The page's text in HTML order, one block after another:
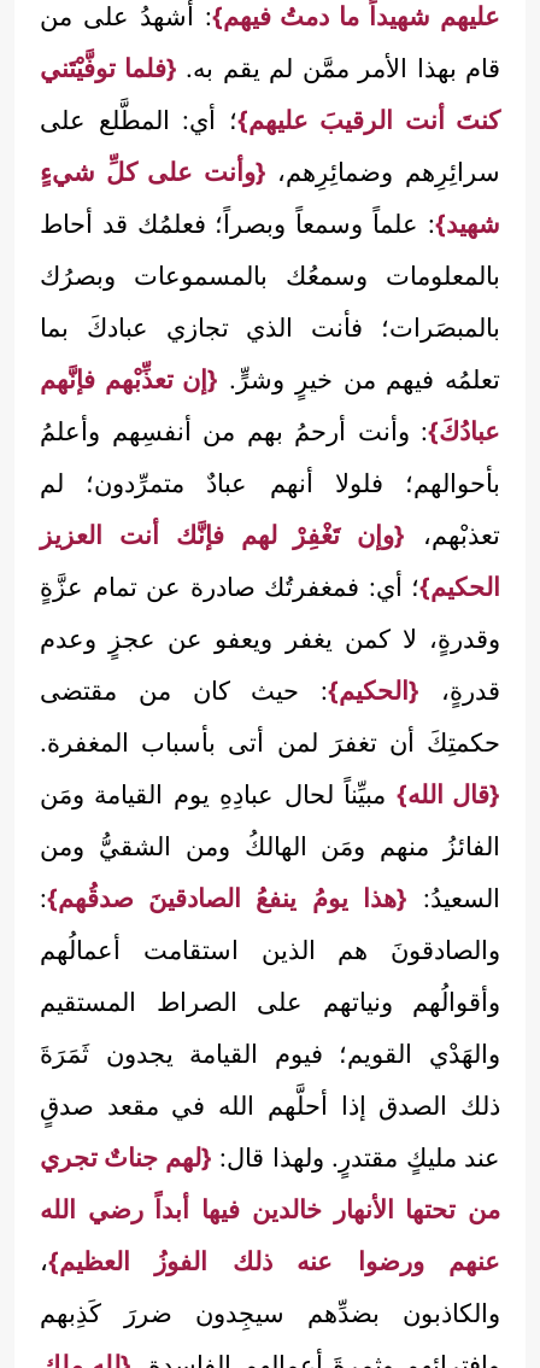
عليهم شهيداً ما دمتُ فيهم}: أشهدُ على من
قام بهذا الأمر ممَّن لم يقم به. {فلما توفَّيْتَني
كنتَ أنت الرقيبَ عليهم}؛ أي: المطَّلع على
سرائِرِهم وضمائِرِهم، {وأنت على كلِّ شيءٍ
شهيد}: علماً وسمعاً وبصراً؛ فعلمُك قد أحاط
بالمعلومات وسمعُك بالمسموعات وبصرُك
بالمبصَرات؛ فأنت الذي تجازي عبادكَ بما
تعلمُه فيهم من خيرٍ وشرٍّ. {إن تعذِّبْهم فإنَّهم
عبادُكَ}: وأنت أرحمُ بهم من أنفسِهم وأعلمُ
بأحوالهم؛ فلولا أنهم عبادٌ متمرِّدون؛ لم
تعذبْهم، {وإن تَغْفِرْ لهم فإنَّك أنت العزيز
الحكيم}؛ أي: فمغفرتُك صادرة عن تمام عزَّةٍ
وقدرةٍ، لا كمن يغفر ويعفو عن عجزٍ وعدم
قدرةٍ، {الحكيم}: حيث كان من مقتضى
حكمتِكَ أن تغفرَ لمن أتى بأسباب المغفرة.
{قال الله} مبيِّناً لحال عبادِهِ يوم القيامة ومَن
الفائزُ منهم ومَن الهالكُ ومن الشقيُّ ومن
السعيدُ: {هذا يومُ ينفعُ الصادقينَ صدقُهم}:
والصادقونَ هم الذين استقامت أعمالُهم
وأقوالُهم ونياتهم على الصراط المستقيم
والهَدْي القويم؛ فيوم القيامة يجدون ثَمَرَةَ
ذلك الصدق إذا أحلَّهم الله في مقعد صدقٍ
عند مليكٍ مقتدرٍ. ولهذا قال: {لهم جناتٌ تجري
من تحتها الأنهار خالدين فيها أبداً رضي الله
عنهم ورضوا عنه ذلك الفوزُ العظيم}،
والكاذبون بضدِّهم سيجِدون ضررَ كَذِبهم